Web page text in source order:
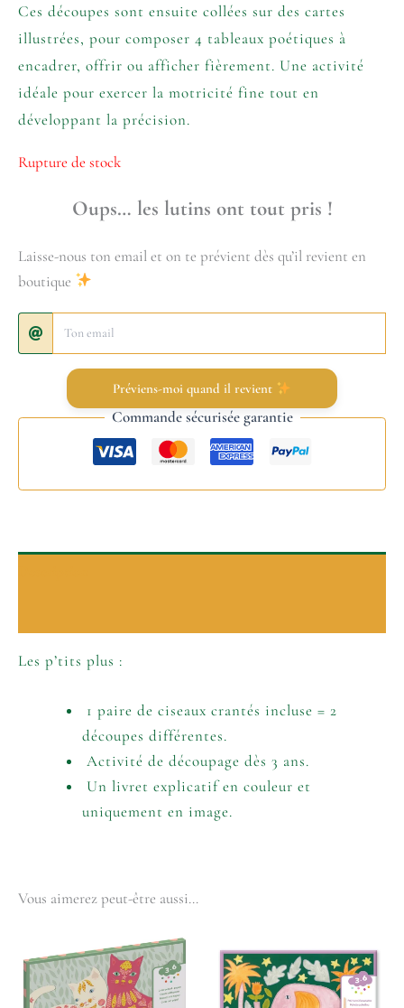
Ces découpes sont ensuite collées sur des cartes
illustrées, pour composer 4 tableaux poétiques à
encadrer, offrir ou afficher fièrement. Une activité
idéale pour exercer la motricité fine tout en
développant la précision.
Rupture de stock
Oups… les lutins ont tout pris !
Laisse-nous ton email et on te prévient dès qu’il revient en
boutique
Préviens-moi quand il revient
Commande sécurisée garantie
Les p’tits plus :
1 paire de ciseaux crantés incluse = 2
découpes différentes.
Activité de découpage dès 3 ans.
Un livret explicatif en couleur et
uniquement en image.
Vous aimerez peut-être aussi…